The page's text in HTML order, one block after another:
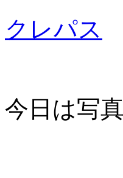
クレパス
今日は写